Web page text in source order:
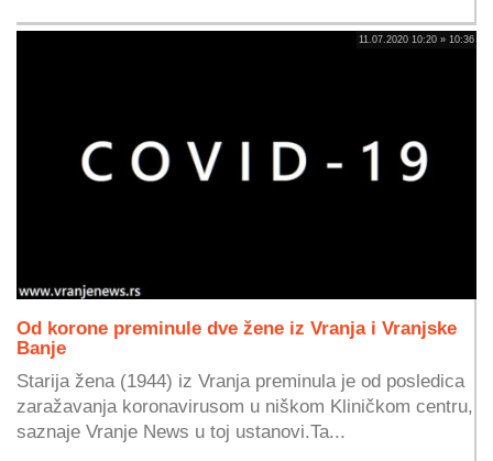
11.07.2020 10:20 » 10:36
Od korone preminule dve žene iz Vranja i Vranjske
Banje
Starija žena (1944) iz Vranja preminula je od posledica
zaražavanja koronavirusom u niškom Kliničkom centru,
saznaje Vranje News u toj ustanovi.Ta...